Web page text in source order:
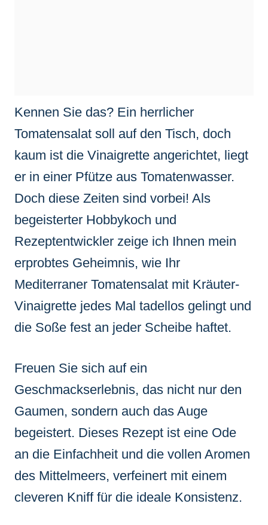
Kennen Sie das? Ein herrlicher
Tomatensalat soll auf den Tisch, doch
kaum ist die Vinaigrette angerichtet, liegt
er in einer Pfütze aus Tomatenwasser.
Doch diese Zeiten sind vorbei! Als
begeisterter Hobbykoch und
Rezeptentwickler zeige ich Ihnen mein
erprobtes Geheimnis, wie Ihr
Mediterraner Tomatensalat mit Kräuter-
Vinaigrette jedes Mal tadellos gelingt und
die Soße fest an jeder Scheibe haftet.
Freuen Sie sich auf ein
Geschmackserlebnis, das nicht nur den
Gaumen, sondern auch das Auge
begeistert. Dieses Rezept ist eine Ode
an die Einfachheit und die vollen Aromen
des Mittelmeers, verfeinert mit einem
cleveren Kniff für die ideale Konsistenz.